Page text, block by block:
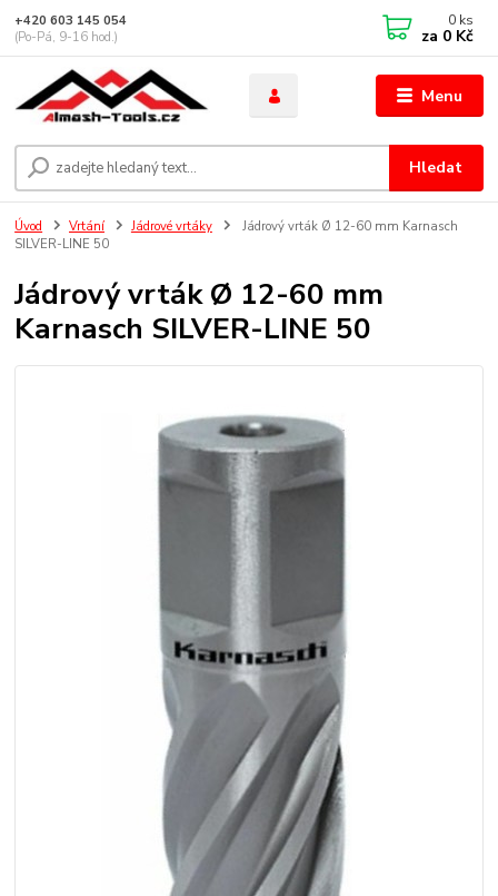
Menu
Hledat
+420 603 145 054
(Po-Pá, 9-16 hod.)
0 ks
za 0 Kč
Úvod Vrtání Jádrové vrtáky
Jádrový vrták Ø 12-60 mm Karnasch
SILVER-LINE 50
Jádrový vrták Ø 12-60 mm
Karnasch SILVER-LINE 50